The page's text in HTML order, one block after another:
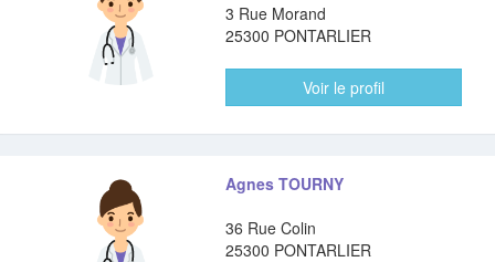
3 Rue Morand
25300 PONTARLIER
Voir le profil
Agnes TOURNY
36 Rue Colin
25300 PONTARLIER